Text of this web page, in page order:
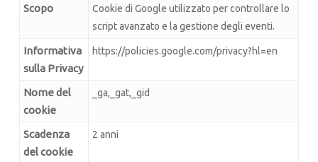
Scopo
Cookie di Google utilizzato per controllare lo
script avanzato e la gestione degli eventi.
Informativa
sulla Privacy
https://policies.google.com/privacy?hl=en
Nome del
cookie
_ga,_gat,_gid
Scadenza
del cookie
2 anni